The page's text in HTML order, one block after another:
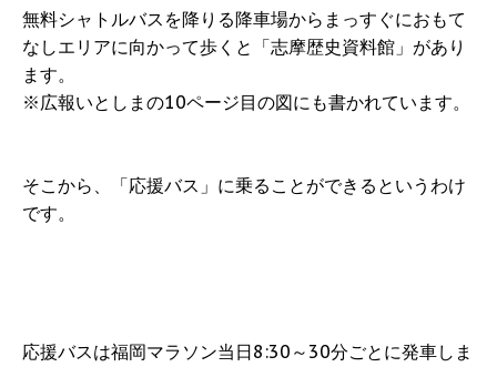
無料シャトルバスを降りる降車場からまっすぐにおもて
なしエリアに向かって歩くと「志摩歴史資料館」があり
ます。
※広報いとしまの10ページ目の図にも書かれています。
そこから、「応援バス」に乗ることができるというわけ
です。
応援バスは福岡マラソン当日8:30～30分ごとに発車しま